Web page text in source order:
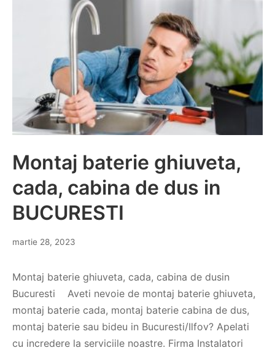
Montaj baterie ghiuveta,
cada, cabina de dus in
BUCURESTI
martie 28, 2023
Montaj baterie ghiuveta, cada, cabina de dusin
Bucuresti Aveti nevoie de montaj baterie ghiuveta,
montaj baterie cada, montaj baterie cabina de dus,
montaj baterie sau bideu in Bucuresti/Ilfov? Apelati
cu incredere la serviciile noastre. Firma Instalatori